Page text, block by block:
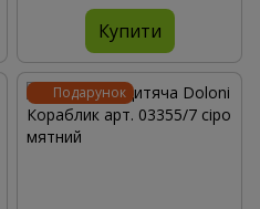
Купити
Подарунок